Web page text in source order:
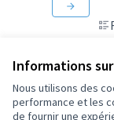
Informations
Nous utilisons des
performance et les
de fournir une
Conditions